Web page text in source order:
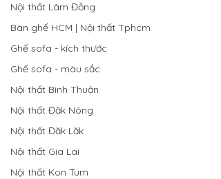
Nội thất Lâm Đồng
Bàn ghế HCM | Nội thất Tphcm
Ghế sofa - kích thước
Ghế sofa - màu sắc
Nội thất Bình Thuận
Nội thất Đăk Nông
Nội thất Đăk Lăk
Nội thất Gia Lai
Nội thất Kon Tum